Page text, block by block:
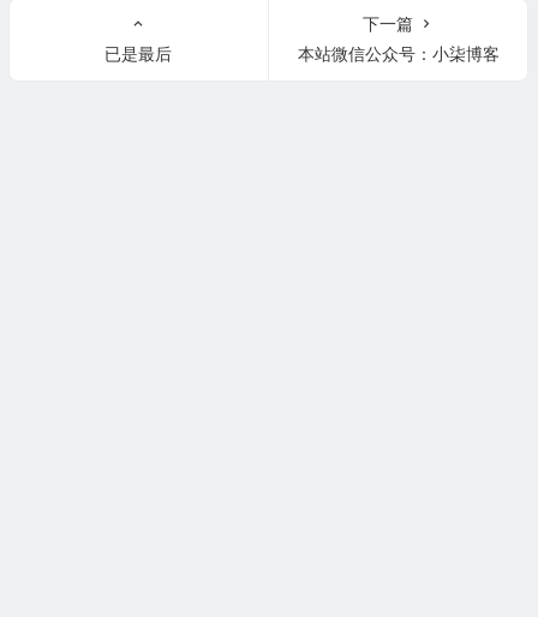
已是最后
下一篇
本站微信公众号：小柒博客